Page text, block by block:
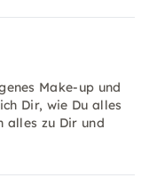
Make-up und
Dir, wie Du alles
alles zu Dir und